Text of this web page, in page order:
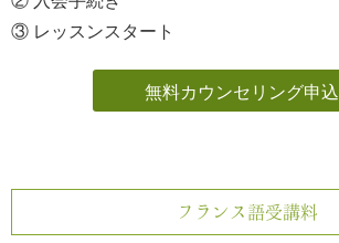
③ レッスンスタート
無料カウンセリング申込
フランス語受講料